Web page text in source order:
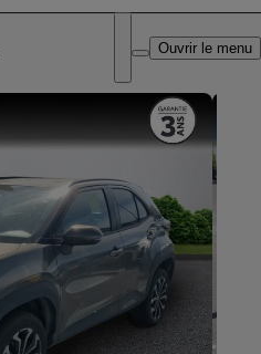
DEALER NAME
Ouvrir le menu